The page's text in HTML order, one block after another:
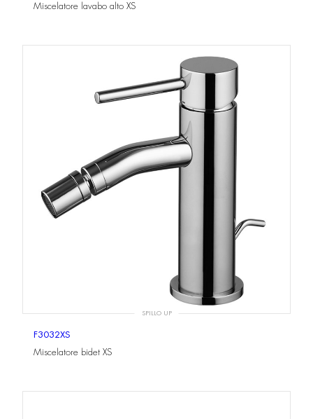
Miscelatore lavabo alto XS
SPILLO UP
F3032XS
Miscelatore bidet XS